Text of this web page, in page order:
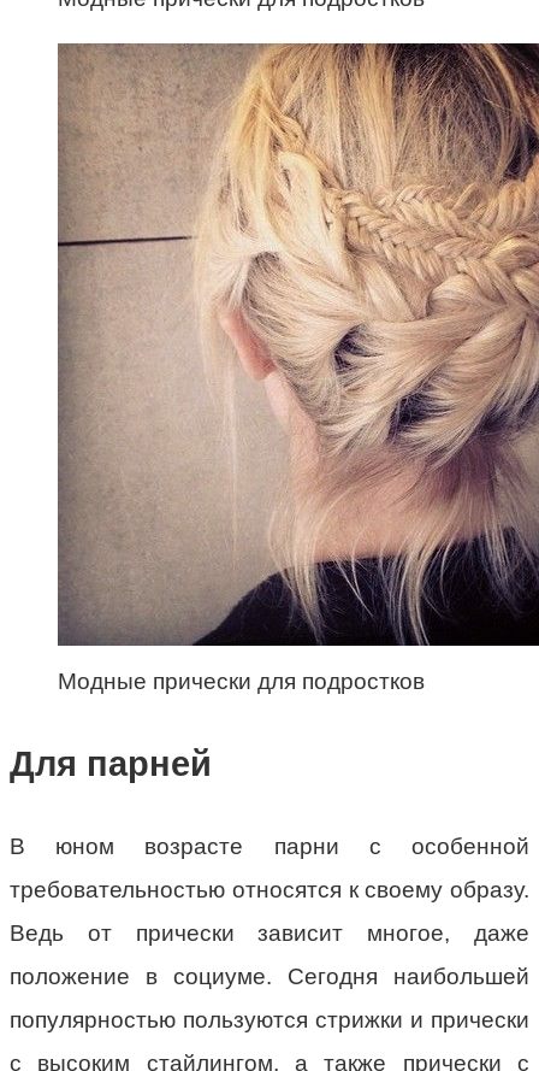
Модные прически для подростков
Для парней
В юном возрасте парни с особенной
требовательностью относятся к своему образу.
Ведь от прически зависит многое, даже
положение в социуме. Сегодня наибольшей
популярностью пользуются стрижки и прически
с высоким стайлингом, а также прически с